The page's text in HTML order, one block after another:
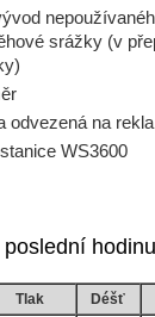
srážky (v
odvezená na
WS3600
Tlak
Déšť